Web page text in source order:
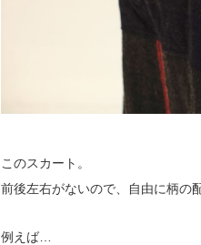
このスカート。
前後左右がないので、自由に柄の
例えば…